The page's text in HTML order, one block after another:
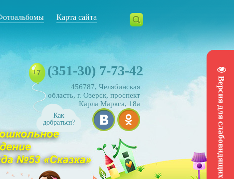
Версия для слабовидящих
Карта сайта
+7 (351-30) 7-73-42
456787, Челябинская
область, г. Озерск, проспект
Карла Маркса, 18а
Как
добраться?